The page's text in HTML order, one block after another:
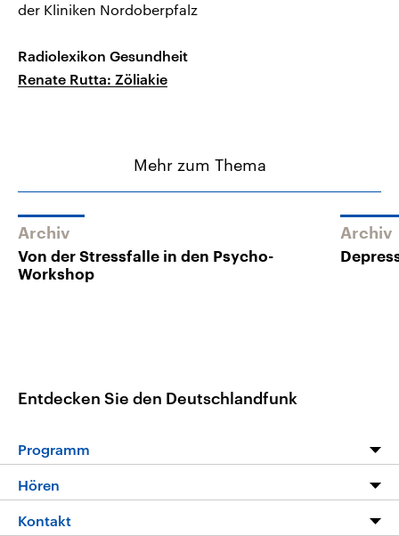
der Kliniken Nordoberpfalz
Radiolexikon Gesundheit
Renate Rutta: Zöliakie
Mehr zum Thema
Archiv
Von der Stressfalle in den Psycho-
Workshop
Archiv
Entdecken Sie den Deutschlandfunk
Programm
Programm
Hören
Livestream
Kontakt